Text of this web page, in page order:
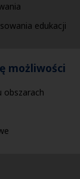
edukacji
możliwości
obszarach